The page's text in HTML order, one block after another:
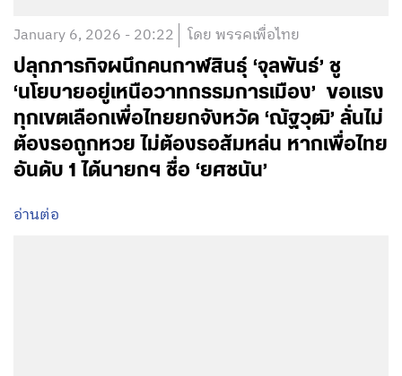
January 6, 2026 - 20:22 โดย พรรคเพื่อไทย
ปลุกภารกิจผนึกคนกาฬสินธุ์ ‘จุลพันธ์’ ชู
‘นโยบายอยู่เหนือวาทกรรมการเมือง’ ขอแรง
ทุกเขตเลือกเพื่อไทยยกจังหวัด ‘ณัฐวุฒิ’ ลั่นไม่
ต้องรอถูกหวย ไม่ต้องรอส้มหล่น หากเพื่อไทย
อันดับ 1 ได้นายกฯ ชื่อ ‘ยศชนัน’
อ่านต่อ